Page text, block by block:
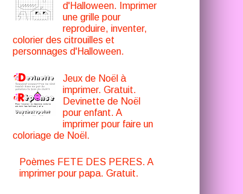
d'Halloween. Imprimer
une grille pour
reproduire, inventer,
colorier des citrouilles et
personnages d'Halloween.
Jeux de Noël à
imprimer. Gratuit.
Devinette de Noël
pour enfant. A
imprimer pour faire un
coloriage de Noël.
Poèmes FETE DES PERES. A
imprimer pour papa. Gratuit.